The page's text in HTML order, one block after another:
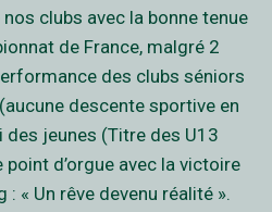
clubs avec la bonne tenue
de France, malgré 2
des clubs séniors
descente sportive en
jeunes (Titre des U13
d’orgue avec la victoire
: « Un rêve devenu réalité ».